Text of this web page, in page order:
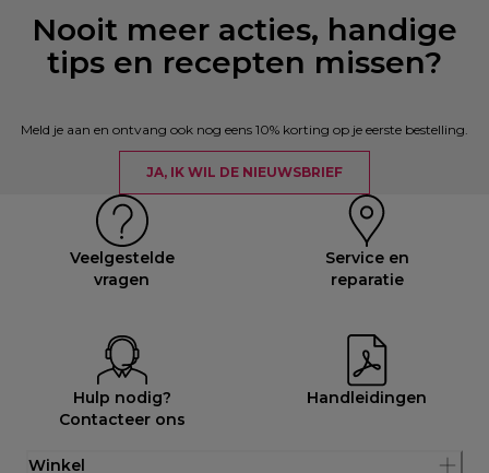
Nooit meer acties, handige
tips en recepten missen?
Meld je aan en ontvang ook nog eens 10% korting op je eerste bestelling.
JA, IK WIL DE NIEUWSBRIEF
Veelgestelde
vragen
Service en
reparatie
Hulp nodig?
Contacteer ons
Handleidingen
Winkel